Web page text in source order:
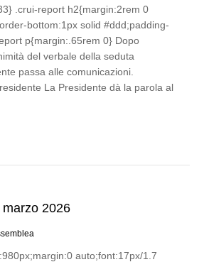
.crui-report h2{margin:2rem 0
bottom:1px solid #ddd;padding-
p{margin:.65rem 0} Dopo
del verbale della seduta
passa alle comunicazioni.
La Presidente dà la parola al
2026
auto;font:17px/1.7